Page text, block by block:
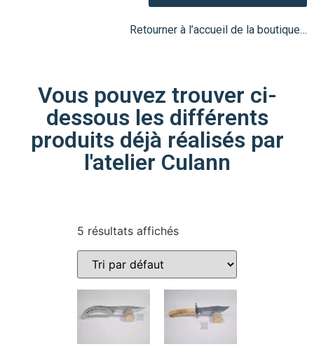
Retourner à l’accueil de la boutique…
Vous pouvez trouver ci-
dessous les différents
produits déjà réalisés par
l'atelier Culann
5 résultats affichés